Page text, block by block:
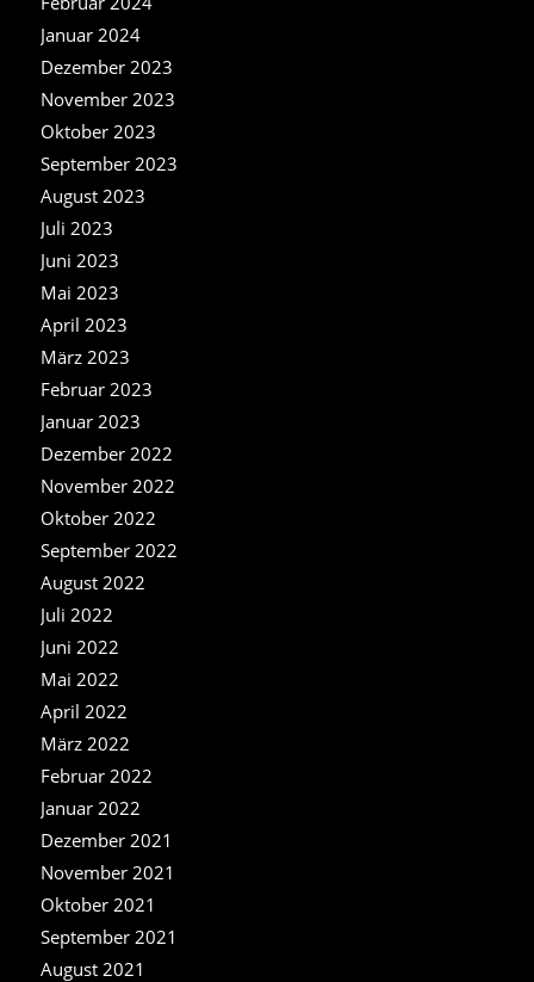
Januar 2024
Dezember 2023
November 2023
Oktober 2023
September 2023
August 2023
Juli 2023
Juni 2023
Mai 2023
April 2023
März 2023
Februar 2023
Januar 2023
Dezember 2022
November 2022
Oktober 2022
September 2022
August 2022
Juli 2022
Juni 2022
Mai 2022
April 2022
März 2022
Februar 2022
Januar 2022
Dezember 2021
November 2021
Oktober 2021
September 2021
August 2021